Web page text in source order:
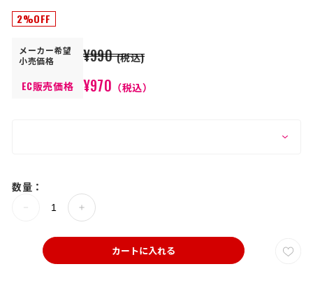
2%OFF
メーカー希望
小売価格
¥990 (税込)
EC販売価格
¥970 （税込）
数量：
カートに入れる